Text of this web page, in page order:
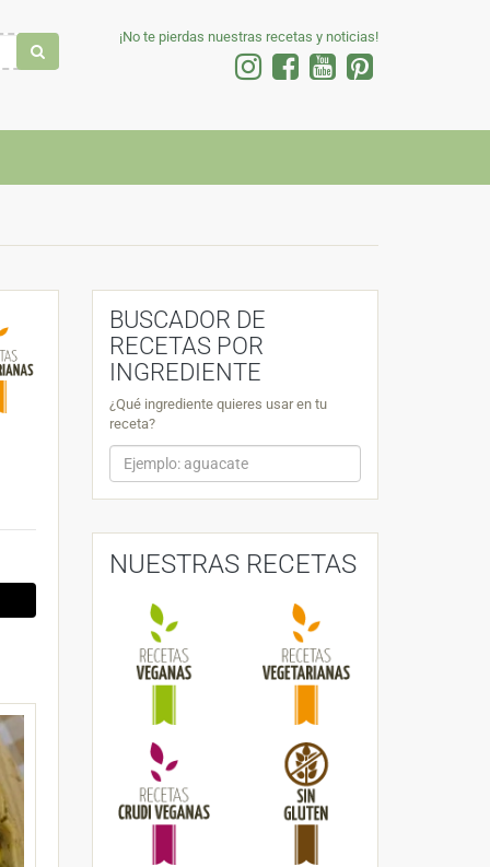
¡No te pierdas nuestras recetas y noticias!
BUSCADOR DE
RECETAS POR
INGREDIENTE
¿Qué ingrediente quieres usar en tu
receta?
NUESTRAS RECETAS